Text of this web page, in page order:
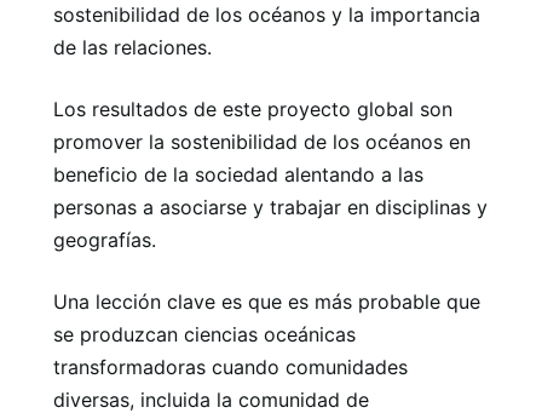
sostenibilidad de los océanos y la importancia
de las relaciones.
Los resultados de este proyecto global son
promover la sostenibilidad de los océanos en
beneficio de la sociedad alentando a las
personas a asociarse y trabajar en disciplinas y
geografías.
Una lección clave es que es más probable que
se produzcan ciencias oceánicas
transformadoras cuando comunidades
diversas, incluida la comunidad de